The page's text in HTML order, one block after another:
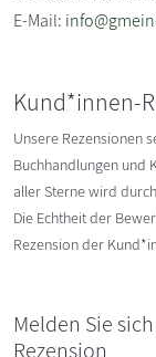
E-Mail:
Kund*innen-
Unsere Rezensionen
Buchhandlungen und
aller Sterne wird
Die Echtheit der
Rezension der
Melden Sie
Rezension